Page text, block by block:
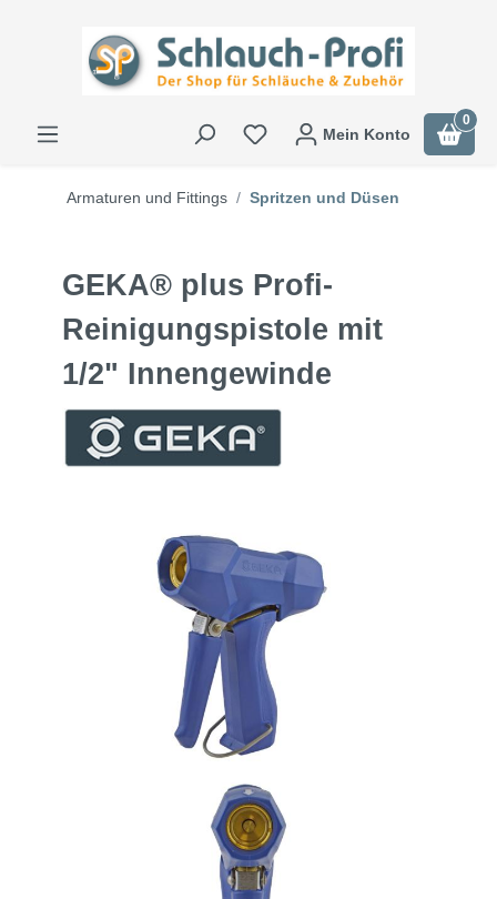
Mein Konto
0
Armaturen und Fittings Spritzen und Düsen
GEKA® plus Profi-
Reinigungspistole mit
1/2" Innengewinde